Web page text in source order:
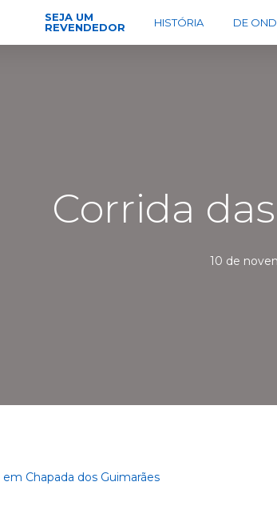
SEJA UM
REVENDEDOR
HISTÓRIA DE
Corrida
10 de
em Chapada dos Guimarães